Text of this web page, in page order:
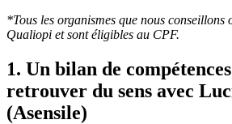
*Tous les organismes que nous
Qualiopi et sont éligibles au CPF.
1. Un bilan de
retrouver du sens avec
(Asensile)